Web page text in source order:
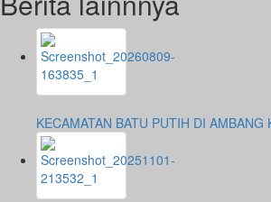
KECAMATAN BATU PUTIH DI